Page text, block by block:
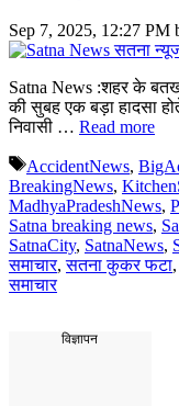
Sep 7, 2025, 12:27 PM
Satna News :शहर के
की सुबह एक बड़ा हादसा
निवासी … Read more
Tags
AccidentNews,
BreakingNews,
MadhyaPradeshNews,
Satna breaking news,
SatnaCity, SatnaNews,
समाचार,सतना कुकर फटा
समाचार
विज्ञापन